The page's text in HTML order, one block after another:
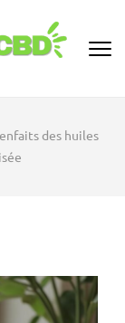
des huiles